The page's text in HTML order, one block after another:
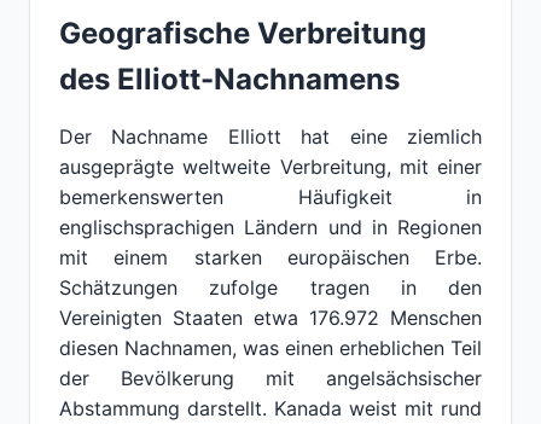
Geografische Verbreitung
des Elliott-Nachnamens
Der Nachname Elliott hat eine ziemlich
ausgeprägte weltweite Verbreitung, mit einer
bemerkenswerten Häufigkeit in
englischsprachigen Ländern und in Regionen
mit einem starken europäischen Erbe.
Schätzungen zufolge tragen in den
Vereinigten Staaten etwa 176.972 Menschen
diesen Nachnamen, was einen erheblichen Teil
der Bevölkerung mit angelsächsischer
Abstammung darstellt. Kanada weist mit rund